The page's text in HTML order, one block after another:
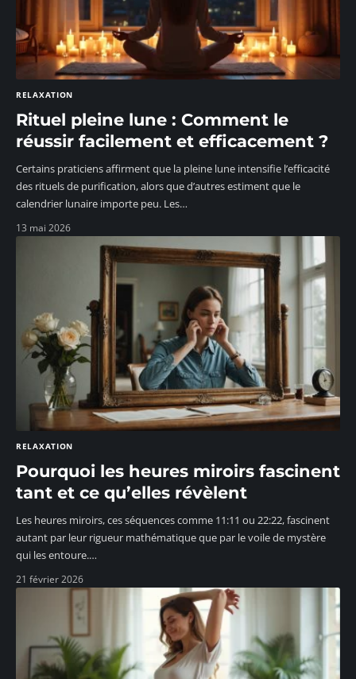
RELAXATION
Rituel pleine lune : Comment le
réussir facilement et efficacement ?
Certains praticiens affirment que la pleine lune intensifie l’efficacité
des rituels de purification, alors que d’autres estiment que le
calendrier lunaire importe peu. Les…
13 mai 2026
RELAXATION
Pourquoi les heures miroirs fascinent
tant et ce qu’elles révèlent
Les heures miroirs, ces séquences comme 11:11 ou 22:22, fascinent
autant par leur rigueur mathématique que par le voile de mystère
qui les entoure.…
21 février 2026